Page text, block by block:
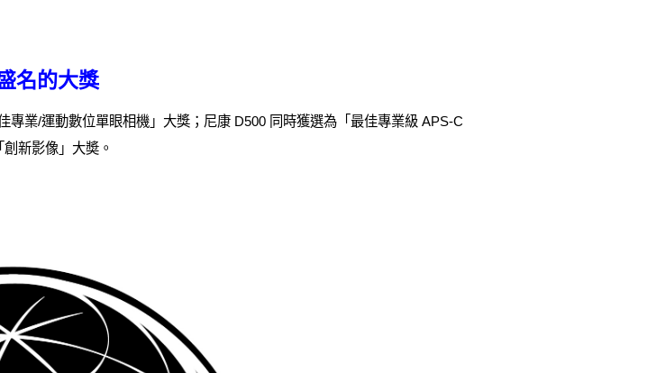
名的大獎
專業/運動數位單眼相機」大獎；尼康 D500 同時獲選為「最佳專業級 APS-C
新影像」大奬。